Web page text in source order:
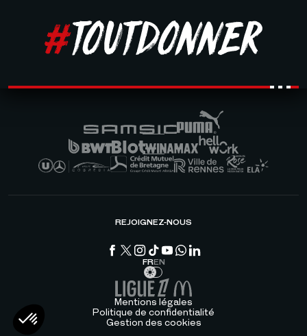
REJOIGNEZ-NOUS
FREN
Mentions légales
Politique de confidentialité
Gestion des cookies